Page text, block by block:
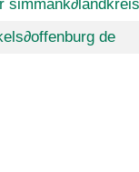
simmank∂
∂offenburg de